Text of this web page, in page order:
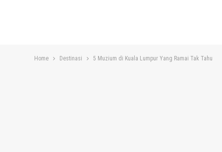
Home Destinasi 5 Muzium di Kuala Lumpur Yang Ramai Tak Tahu